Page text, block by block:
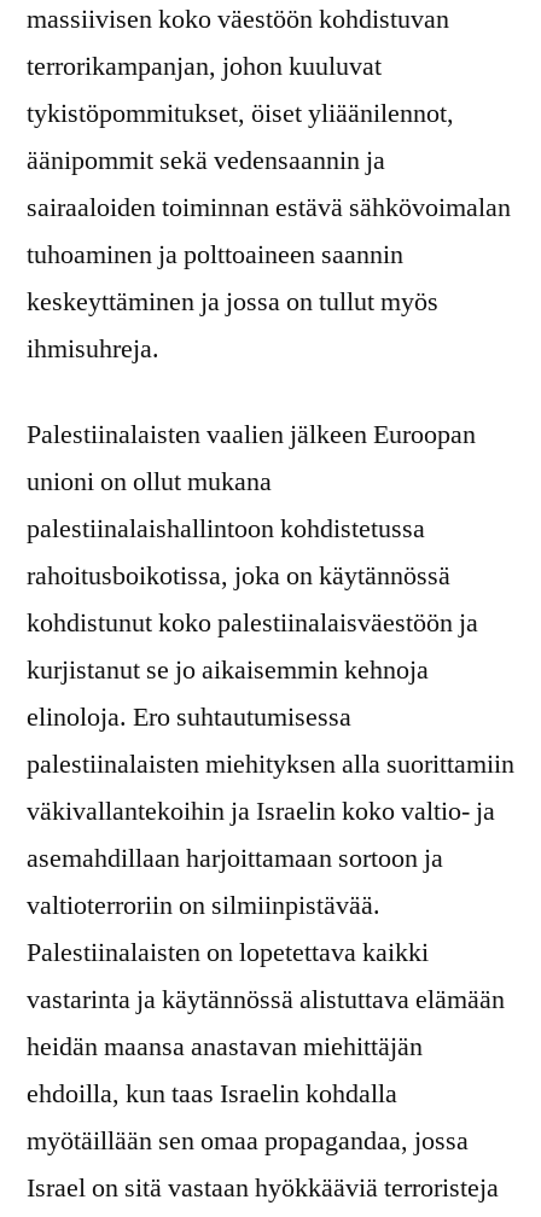
massiivisen koko väestöön kohdistuvan
terrorikampanjan, johon kuuluvat
tykistöpommitukset, öiset yliäänilennot,
äänipommit sekä vedensaannin ja
sairaaloiden toiminnan estävä sähkövoimalan
tuhoaminen ja polttoaineen saannin
keskeyttäminen ja jossa on tullut myös
ihmisuhreja.
Palestiinalaisten vaalien jälkeen Euroopan
unioni on ollut mukana
palestiinalaishallintoon kohdistetussa
rahoitusboikotissa, joka on käytännössä
kohdistunut koko palestiinalaisväestöön ja
kurjistanut se jo aikaisemmin kehnoja
elinoloja. Ero suhtautumisessa
palestiinalaisten miehityksen alla suorittamiin
väkivallantekoihin ja Israelin koko valtio- ja
asemahdillaan harjoittamaan sortoon ja
valtioterroriin on silmiinpistävää.
Palestiinalaisten on lopetettava kaikki
vastarinta ja käytännössä alistuttava elämään
heidän maansa anastavan miehittäjän
ehdoilla, kun taas Israelin kohdalla
myötäillään sen omaa propagandaa, jossa
Israel on sitä vastaan hyökkääviä terroristeja